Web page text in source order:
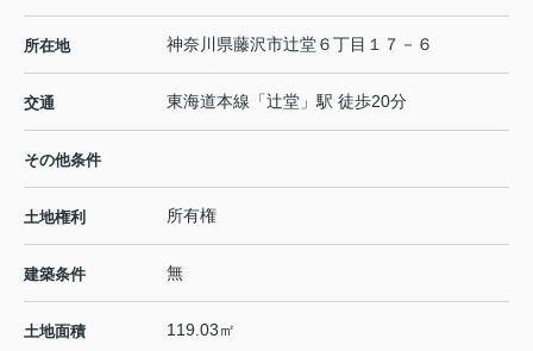
所在地 神奈川県藤沢市辻堂６丁目１７－６
交通 東海道本線 「辻堂 」駅 徒歩20分
その他条件
土地権利 所有権
建築条件 無
土地面積 119.03㎡